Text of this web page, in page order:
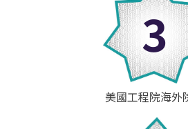
3
美國工程院海外